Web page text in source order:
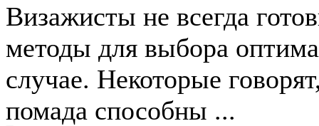
Визажисты не всегда
методы для выбора
случае. Некоторые
помада способны ...